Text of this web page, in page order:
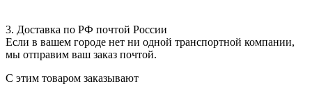
3. Доставка по РФ почтой России
Если в вашем городе нет ни одной транспортной компании,
мы отправим ваш заказ почтой.
С этим товаром заказывают